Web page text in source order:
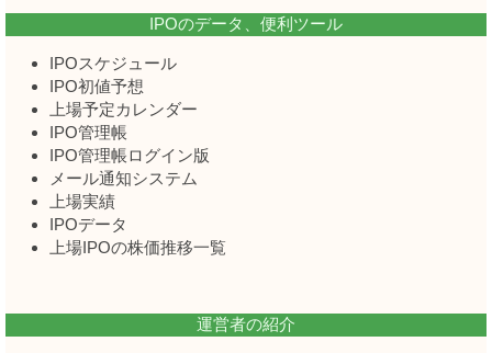
IPOのデータ、便利ツール
IPOスケジュール
IPO初値予想
上場予定カレンダー
IPO管理帳
IPO管理帳ログイン版
メール通知システム
上場実績
IPOデータ
上場IPOの株価推移一覧
運営者の紹介